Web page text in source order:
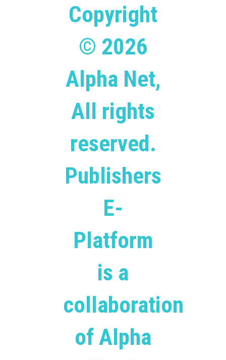
Copyright
© 2026
Alpha Net,
All rights
reserved.
Publishers
E-
Platform
is a
collaboration
of Alpha